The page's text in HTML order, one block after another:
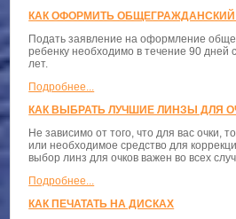
КАК ОФОРМИТЬ
Подать заявление на оформление
ребенку необходимо в течение 90 дней
лет.
Подробнее...
КАК ВЫБРАТЬ ЛУЧШИЕ ЛИНЗЫ ДЛЯ
Не зависимо от того, что для вас очки,
или необходимое средство для
выбор линз для очков важен во всех
Подробнее...
КАК ПЕЧАТАТЬ НА ДИСКАХ